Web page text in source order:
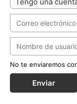
Tengo una
No te enviaremos
Enviar